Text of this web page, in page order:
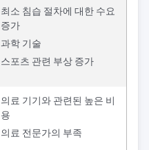
최소 침습 절차에 대한 수요
증가
과학 기술
스포츠 관련 부상 증가
의료 기기와 관련된 높은 비
용
의료 전문가의 부족